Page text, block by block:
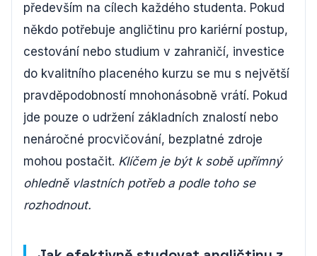
především na cílech každého studenta. Pokud
někdo potřebuje angličtinu pro kariérní postup,
cestování nebo studium v zahraničí, investice
do kvalitního placeného kurzu se mu s největší
pravděpodobností mnohonásobně vrátí. Pokud
jde pouze o udržení základních znalostí nebo
nenáročné procvičování, bezplatné zdroje
mohou postačit. Klíčem je být k sobě upřímný
ohledně vlastních potřeb a podle toho se
rozhodnout.